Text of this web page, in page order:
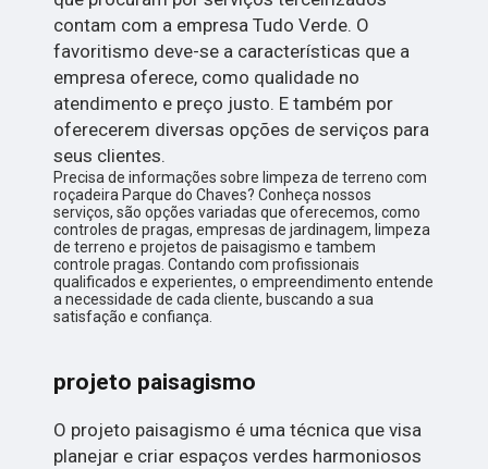
contam com a empresa Tudo Verde. O
favoritismo deve-se a características que a
empresa oferece, como qualidade no
atendimento e preço justo. E também por
oferecerem diversas opções de serviços para
seus clientes.
Precisa de informações sobre limpeza de terreno com
roçadeira Parque do Chaves? Conheça nossos
serviços, são opções variadas que oferecemos, como
controles de pragas, empresas de jardinagem, limpeza
de terreno e projetos de paisagismo e tambem
controle pragas. Contando com profissionais
qualificados e experientes, o empreendimento entende
a necessidade de cada cliente, buscando a sua
satisfação e confiança.
projeto paisagismo
O projeto paisagismo é uma técnica que visa
planejar e criar espaços verdes harmoniosos